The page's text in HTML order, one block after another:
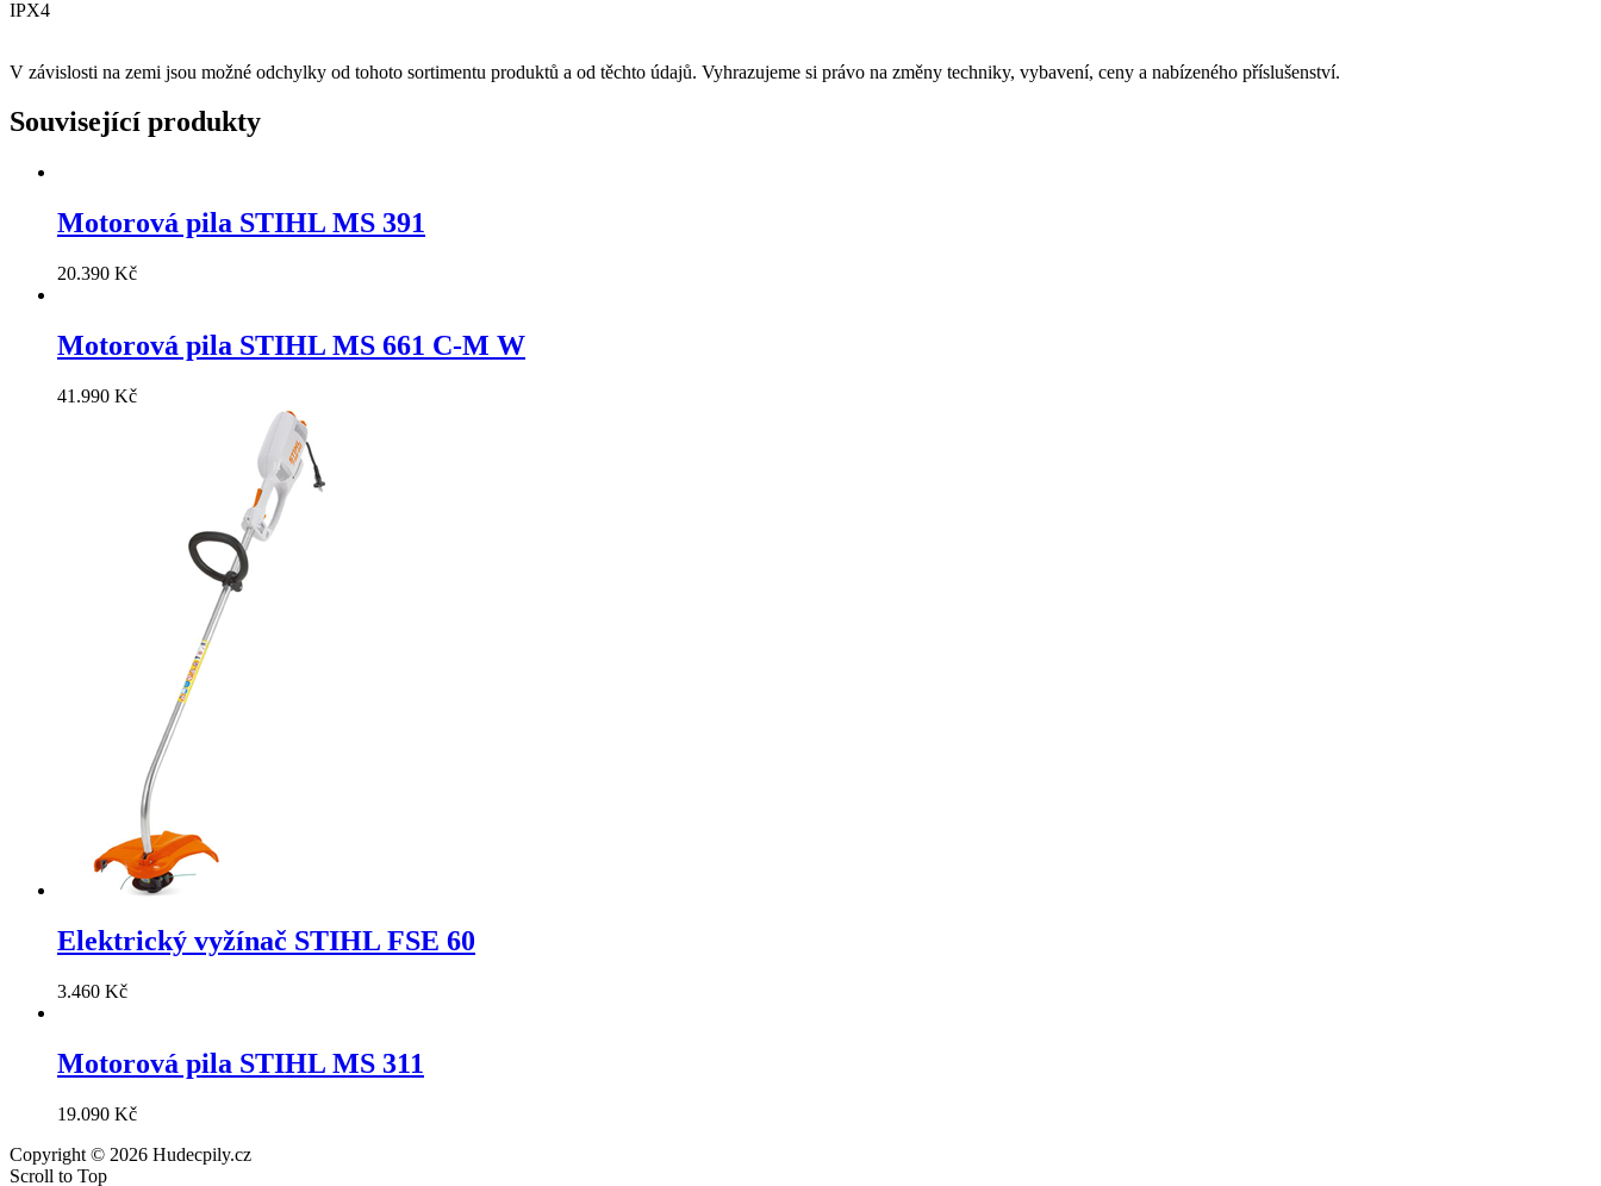
IPX4
V závislosti na zemi jsou možné odchylky od tohoto sortimentu produktů a od těchto údajů. Vyhrazujeme si právo na změny techniky, vybavení, ceny a nabízeného příslušenství.
Související produkty
Motorová pila STIHL MS 391
20.390 Kč
Motorová pila STIHL MS 661 C-M W
41.990 Kč
Elektrický vyžínač STIHL FSE 60
3.460 Kč
Motorová pila STIHL MS 311
19.090 Kč
Copyright © 2026 Hudecpily.cz
Scroll to Top